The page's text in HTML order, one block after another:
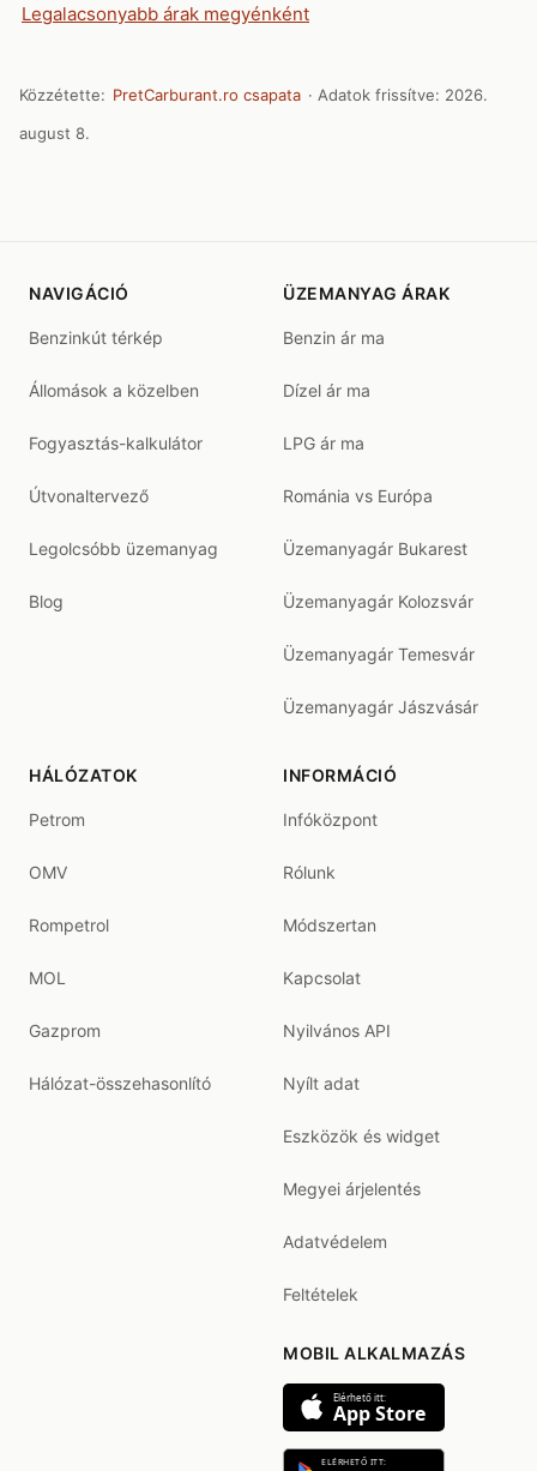
Legalacsonyabb árak megyénként
Közzétette: PretCarburant.ro csapata · Adatok frissítve: 2026.
august 8.
NAVIGÁCIÓ
Benzinkút térkép
Állomások a közelben
Fogyasztás-kalkulátor
Útvonaltervező
Legolcsóbb üzemanyag
Blog
ÜZEMANYAG ÁRAK
Benzin ár ma
Dízel ár ma
LPG ár ma
Románia vs Európa
Üzemanyagár Bukarest
Üzemanyagár Kolozsvár
Üzemanyagár Temesvár
Üzemanyagár Jászvásár
HÁLÓZATOK
Petrom
OMV
Rompetrol
MOL
Gazprom
Hálózat-összehasonlító
INFORMÁCIÓ
Infóközpont
Rólunk
Módszertan
Kapcsolat
Nyilvános API
Nyílt adat
Eszközök és widget
Megyei árjelentés
Adatvédelem
Feltételek
MOBIL ALKALMAZÁS
Elérhető itt:
App Store
ELÉRHETŐ ITT: